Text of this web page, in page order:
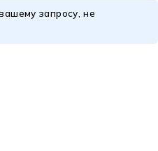
запросу, не